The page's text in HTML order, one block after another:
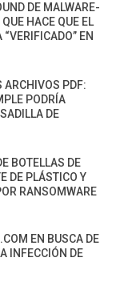
DE MALWARE-
HACE QUE EL
EN
ARCHIVOS PDF:
PODRÍA
DE
BOTELLAS DE
DE PLÁSTICO Y
RANSOMWARE
EN BUSCA DE
INFECCIÓN DE